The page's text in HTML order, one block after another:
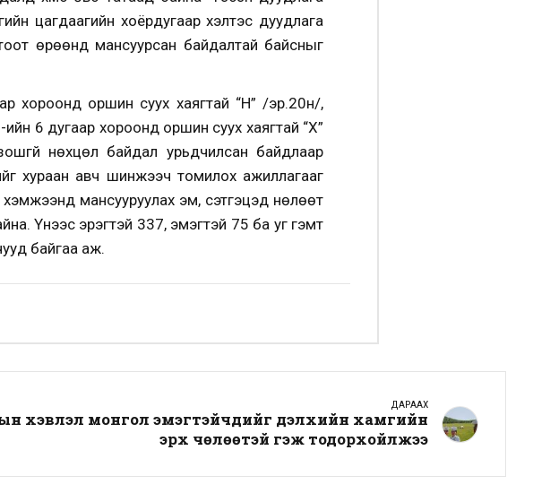
цагдаагийн хоёрдугаар хэлтэс дуудлага
өрөөнд мансуурсан байдалтай байсныг
хороонд оршин суух хаягтай “Н” /эр.20н/,
6 дугаар хороонд оршин суух хаягтай “Х”
нөхцөл байдал урьдчилсан байдлаар
хураан авч шинжээч томилох ажиллагааг
мансууруулах эм, сэтгэцэд нөлөөт
Үүнээс эрэгтэй 337, эмэгтэй 75 ба уг гэмт
байгаа аж.
ДАРААХ
хэвлэл монгол эмэгтэйчүүдийг дэлхийн хамгийн
эрх чөлөөтэй гэж тодорхойлжээ